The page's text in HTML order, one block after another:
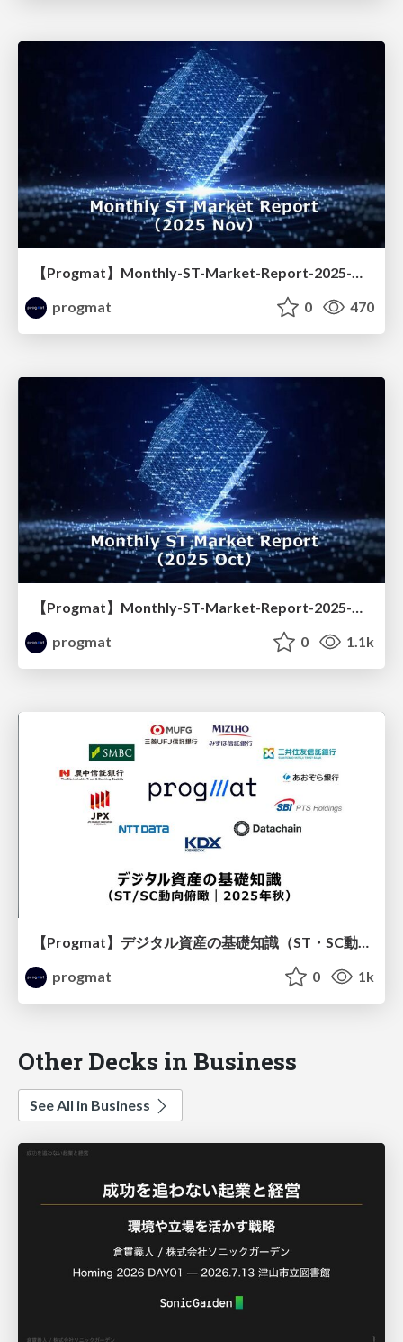
progmat
0 470
【Progmat】Monthly-ST-Market-Report-2025-Oct.
progmat
0 1.1k
【Progmat】デジタル資産の基礎知識（ST・SC動向俯瞰｜2025年秋）
progmat
0 1k
Other Decks in Business
See All in Business